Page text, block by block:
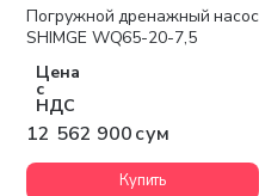
Погружной дренажный насос
SHIMGE WQ65-20-7,5
Цена
с
НДС
12 562 900 сум
Купить